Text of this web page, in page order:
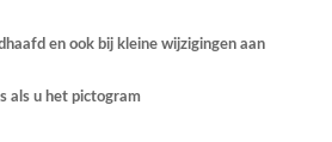
en ook bij kleine wijzigingen aan
als u het pictogram